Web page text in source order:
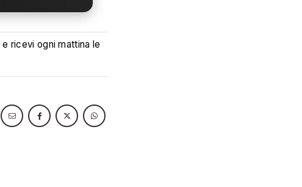
e ricevi ogni mattina le